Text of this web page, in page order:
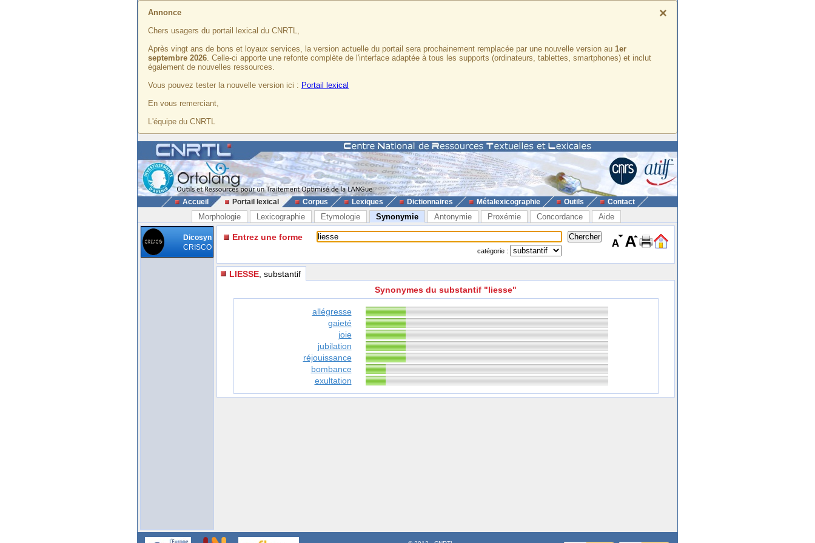
×
Annonce
Chers usagers du portail lexical du CNRTL,
Après vingt ans de bons et loyaux services, la version actuelle du portail sera prochainement remplacée par une nouvelle version au 1er
septembre 2026. Celle-ci apporte une refonte complète de l'interface adaptée à tous les supports (ordinateurs, tablettes, smartphones) et inclut
également de nouvelles ressources.
Vous pouvez tester la nouvelle version ici : Portail lexical
En vous remerciant,
L'équipe du CNRTL
Accueil Portail lexical Corpus Lexiques Dictionnaires Métalexicographie Outils Contact
Morphologie Lexicographie Etymologie Synonymie Antonymie Proxémie Concordance Aide
Dicosyn
CRISCO
Entrez une forme
catégorie :
LIESSE , substantif
Synonymes du substantif "liesse"
allégresse
gaieté
joie
jubilation
réjouissance
bombance
exultation